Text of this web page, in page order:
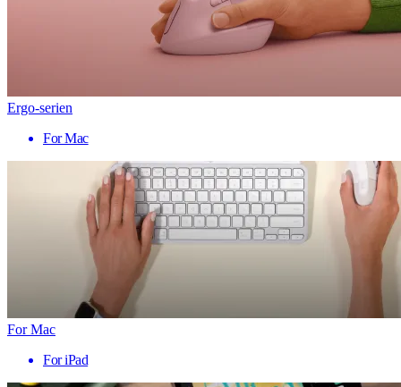
Ergo-serien
For Mac
For Mac
For iPad